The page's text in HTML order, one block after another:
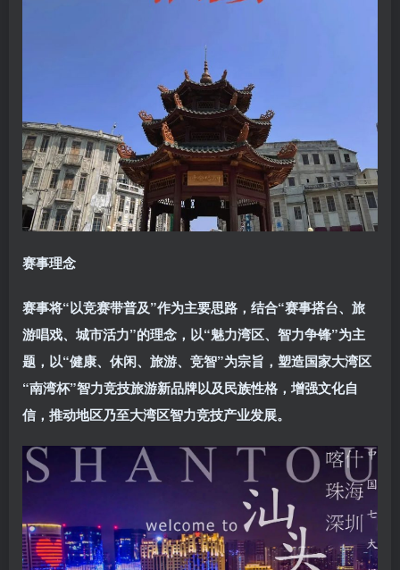
赛事理念
赛事将“以竞赛带普及”作为主要思路，结合“赛事搭台、旅
游唱戏、城市活力”的理念，以“魅力湾区、智力争锋”为主
题，以“健康、休闲、旅游、竞智”为宗旨，塑造国家大湾区
“南湾杯”智力竞技旅游新品牌以及民族性格，增强文化自
信，推动地区乃至大湾区智力竞技产业发展。